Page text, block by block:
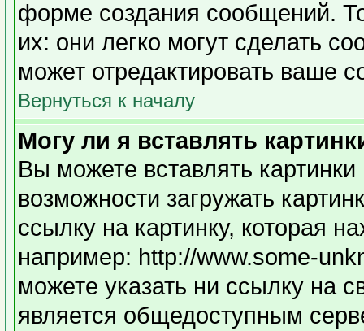
форме создания сообщений.
их: они легко могут сделать
может отредактировать ваше
Вернуться к началу
Могу ли я вставлять
Вы можете вставлять
возможности загружать
ссылку на картинку, которая
например: http://www.some-
можете указать ни ссылку на
является общедоступным